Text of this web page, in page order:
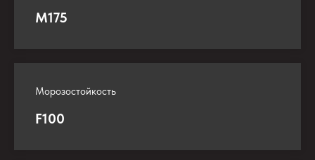
М175
Морозостойкость
F100